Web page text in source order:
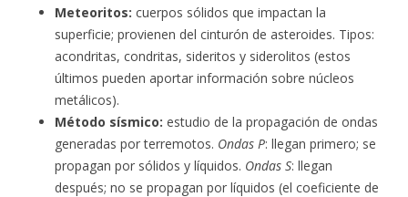
Meteoritos: cuerpos sólidos que impactan la
superficie; provienen del cinturón de asteroides. Tipos:
acondritas, condritas, sideritos y siderolitos (estos
últimos pueden aportar información sobre núcleos
metálicos).
Método sísmico: estudio de la propagación de ondas
generadas por terremotos. Ondas P: llegan primero; se
propagan por sólidos y líquidos. Ondas S: llegan
después; no se propagan por líquidos (el coeficiente de